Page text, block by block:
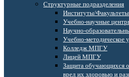
Структурные подразделения
Институты/Факультеты
Учебно-научные
Научно-
Учебно-методическое
Колледж МПГУ
Лицей МПГУ
Защита обучающихся
вред их здоровью и